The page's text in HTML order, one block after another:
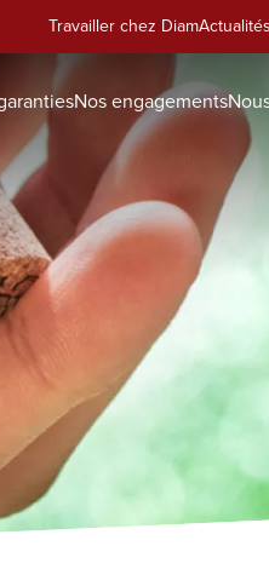
Travailler chez DiamActualités
Nos engagements